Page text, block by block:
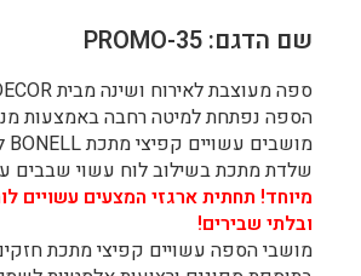
שם הדגם: PROMO-35
ספה מעוצבת לאירוח ושינה מבית HOME DECOR
הספה נפתחת למיטה רחבה באמצעות
מושבים עשויים קפיצי מתכת BONELL לנוחות מרבית.
שלדת מתכת בשילוב לוח עשוי שבבים
ובלתי שבירים!